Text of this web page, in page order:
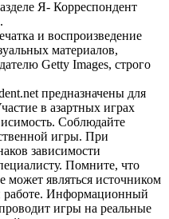
Я- Корреспондент
и воспроизведение
материалов,
Getty Images, строго
предназначены для
в азартных играх
Соблюдайте
игры. При
зависимости
Помните, что
может являться источником
работе. Информационный
игры на реальные